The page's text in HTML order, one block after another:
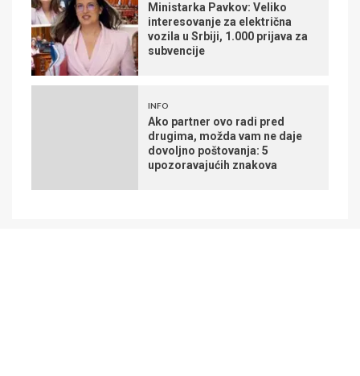
Ministarka Pavkov: Veliko
interesovanje za električna
vozila u Srbiji, 1.000 prijava za
subvencije
INFO
Ako partner ovo radi pred
drugima, možda vam ne daje
dovoljno poštovanja: 5
upozoravajućih znakova